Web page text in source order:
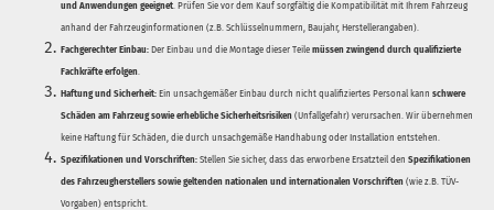
und Anwendungen geeignet. Prüfen Sie vor dem Kauf sorgfältig die Kompatibilität mit Ihrem Fahrzeug
anhand der Fahrzeuginformationen (z.B. Schlüsselnummern, Baujahr, Herstellerangaben).
Fachgerechter Einbau: Der Einbau und die Montage dieser Teile müssen zwingend durch qualifizierte
Fachkräfte erfolgen.
Haftung und Sicherheit: Ein unsachgemäßer Einbau durch nicht qualifiziertes Personal kann schwere
Schäden am Fahrzeug sowie erhebliche Sicherheitsrisiken (Unfallgefahr) verursachen. Wir übernehmen
keine Haftung für Schäden, die durch unsachgemäße Handhabung oder Installation entstehen.
Spezifikationen und Vorschriften: Stellen Sie sicher, dass das erworbene Ersatzteil den Spezifikationen
des Fahrzeugherstellers sowie geltenden nationalen und internationalen Vorschriften (wie z.B. TÜV-
Vorgaben) entspricht.